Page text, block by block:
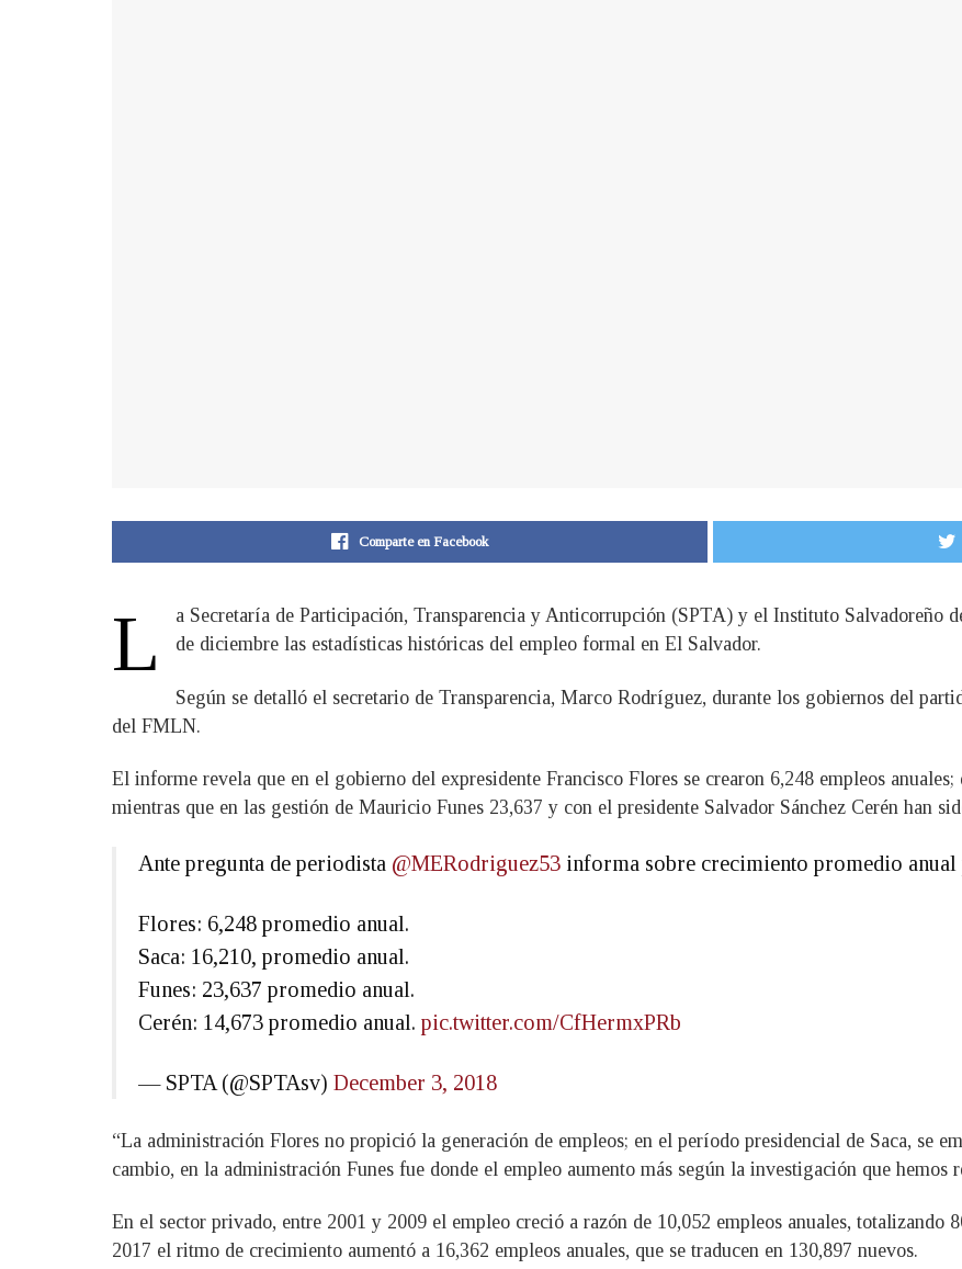
Comparte en Facebook
L
a Secretaría de Participación, Transparencia y Anticorrupción (SPTA) y el Instituto Salvadoreño
de diciembre las estadísticas históricas del empleo formal en El Salvador.
Según se detalló el secretario de Transparencia, Marco Rodríguez, durante los gobiernos del
del FMLN.
El informe revela que en el gobierno del expresidente Francisco Flores se crearon 6,248 empleos
mientras que en las gestión de Mauricio Funes 23,637 y con el presidente Salvador Sánchez Cerén han
Ante pregunta de periodista @MERodriguez53 informa sobre crecimiento promedio
Flores: 6,248 promedio anual.
Saca: 16,210, promedio anual.
Funes: 23,637 promedio anual.
Cerén: 14,673 promedio anual. pic.twitter.com/CfHermxPRb
— SPTA (@SPTAsv) December 3, 2018
“La administración Flores no propició la generación de empleos; en el período presidencial de Saca, se
cambio, en la administración Funes fue donde el empleo aumento más según la investigación que hemos
En el sector privado, entre 2001 y 2009 el empleo creció a razón de 10,052 empleos anuales, totalizando
2017 el ritmo de crecimiento aumentó a 16,362 empleos anuales, que se traducen en 130,897 nuevos.